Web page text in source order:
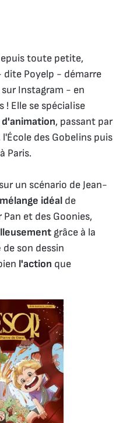
toute petite,
dite Poyelp - démarre
sur Instagram - en
! Elle se spécialise
, passant par
des Gobelins puis
Paris.
un scénario de Jean-
mélange idéal de
et des Goonies,
grâce à la
de son dessin
l'action que